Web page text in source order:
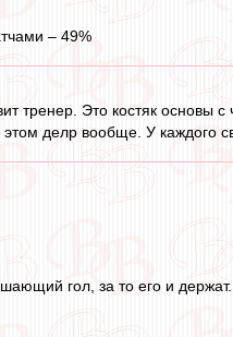
– 49%
тренер. Это костяк основы с
делр вообще. У каждого
гол, за то его и